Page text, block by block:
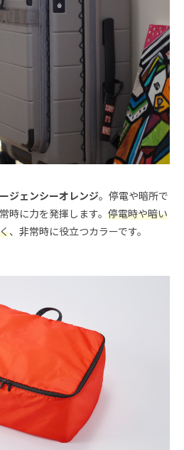
ジェンシーオレンジ。停電や暗所で
時に力を発揮します。 停電時や暗い
、非常時に役立つカラーです。